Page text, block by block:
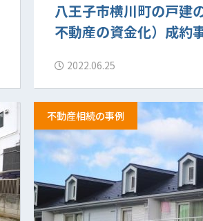
八王子市横川町の戸建
不動産の資金化）成約
2022.06.25
不動産相続の事例